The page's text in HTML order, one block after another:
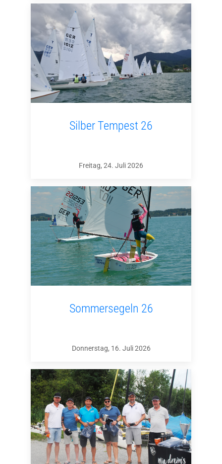
Silber Tempest 26
Freitag, 24. Juli 2026
Sommersegeln 26
Donnerstag, 16. Juli 2026